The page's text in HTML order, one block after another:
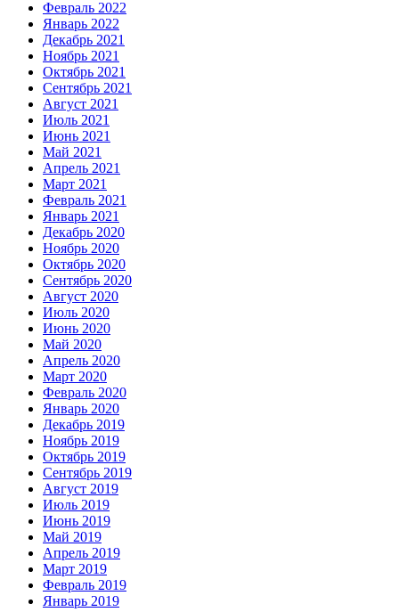
Февраль 2022
Январь 2022
Декабрь 2021
Ноябрь 2021
Октябрь 2021
Сентябрь 2021
Август 2021
Июль 2021
Июнь 2021
Май 2021
Апрель 2021
Март 2021
Февраль 2021
Январь 2021
Декабрь 2020
Ноябрь 2020
Октябрь 2020
Сентябрь 2020
Август 2020
Июль 2020
Июнь 2020
Май 2020
Апрель 2020
Март 2020
Февраль 2020
Январь 2020
Декабрь 2019
Ноябрь 2019
Октябрь 2019
Сентябрь 2019
Август 2019
Июль 2019
Июнь 2019
Май 2019
Апрель 2019
Март 2019
Февраль 2019
Январь 2019